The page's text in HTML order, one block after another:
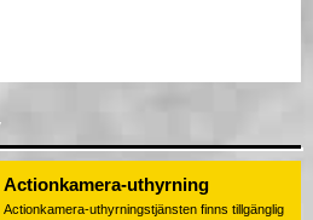
Actionkamera-uthyrning
Actionkamera-uthyrningstjänsten finns tillgänglig